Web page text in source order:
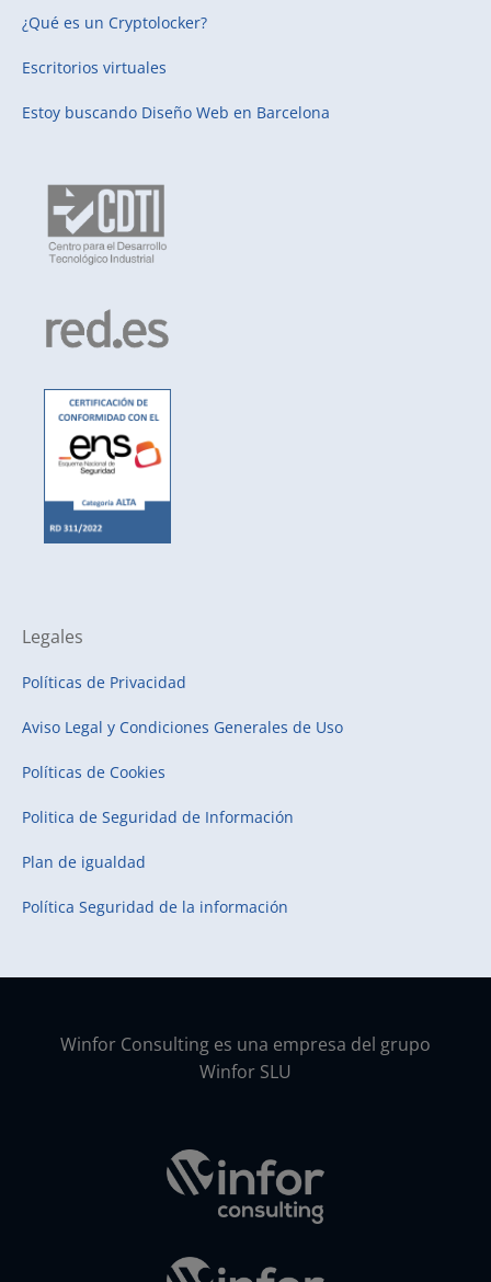
¿Qué es un Cryptolocker?
Escritorios virtuales
Estoy buscando Diseño Web en Barcelona
Legales
Políticas de Privacidad
Aviso Legal y Condiciones Generales de Uso
Políticas de Cookies
Politica de Seguridad de Información
Plan de igualdad
Política Seguridad de la información
Winfor Consulting es una empresa del grupo
Winfor SLU